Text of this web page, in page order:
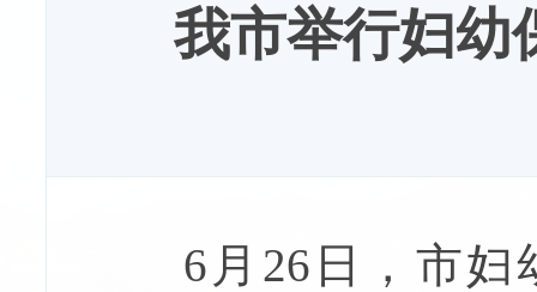
我市举行妇幼
6月26日，市